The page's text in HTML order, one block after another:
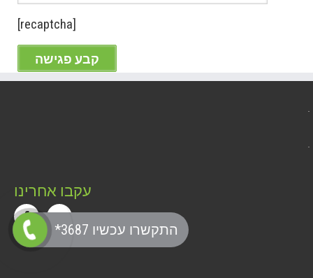
[recaptcha]
עקבו אחרינו
*התקשרו עכשיו 3687